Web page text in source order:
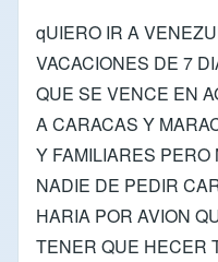
qUIERO IR A
VACACIONES DE 7
QUE SE VENCE EN
A CARACAS Y
Y FAMILIARES PERO
NADIE DE PEDIR
HARIA POR AVION
TENER QUE HECER